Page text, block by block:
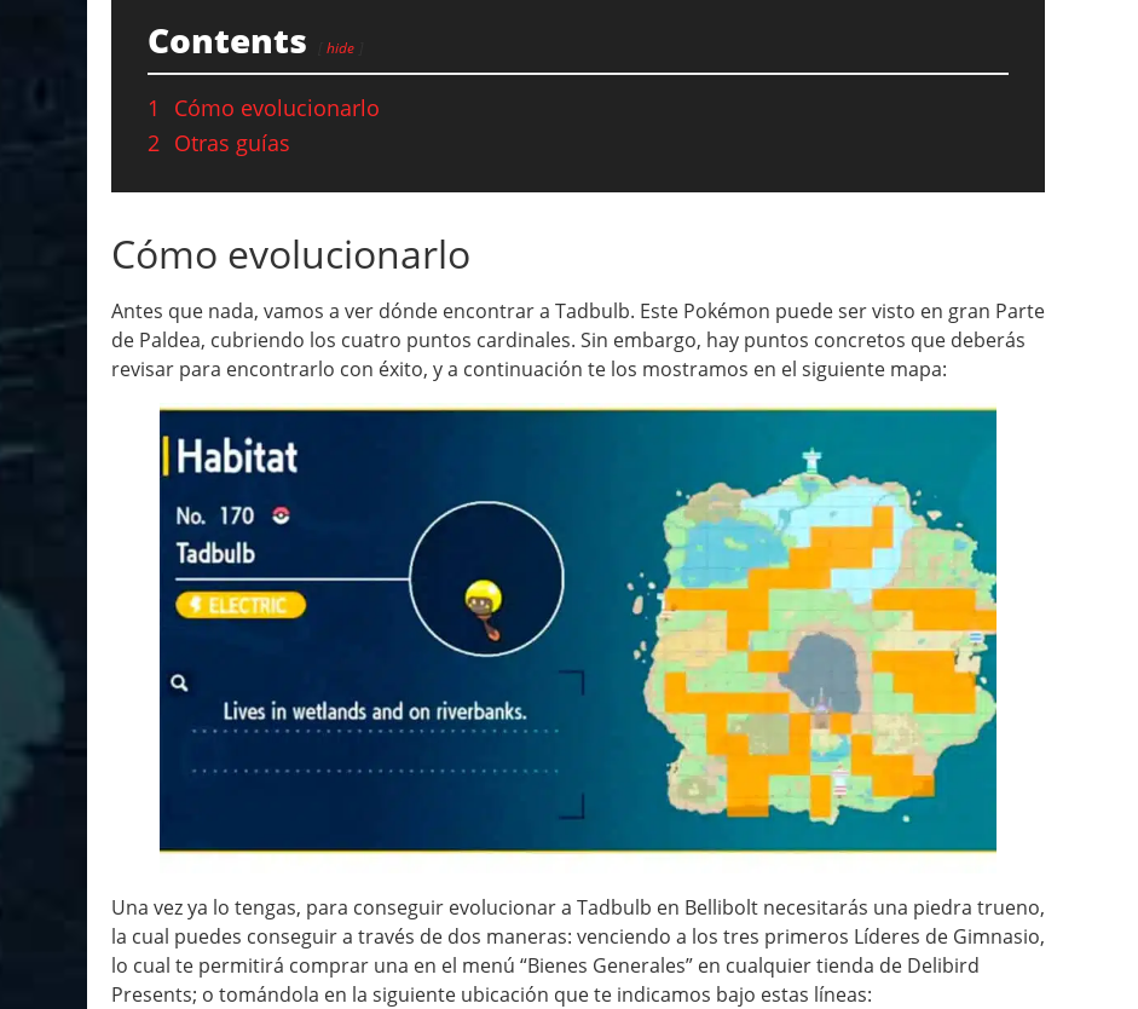
Contents hide
1
Cómo evolucionarlo
2 Otras guías
Cómo evolucionarlo
Antes que nada, vamos a ver dónde encontrar a Tadbulb. Este Pokémon puede ser visto en gran Parte
de Paldea, cubriendo los cuatro puntos cardinales. Sin embargo, hay puntos concretos que deberás
revisar para encontrarlo con éxito, y a continuación te los mostramos en el siguiente mapa:
Una vez ya lo tengas, para conseguir evolucionar a Tadbulb en Bellibolt necesitarás una piedra trueno,
la cual puedes conseguir a través de dos maneras: venciendo a los tres primeros Líderes de Gimnasio,
lo cual te permitirá comprar una en el menú “Bienes Generales” en cualquier tienda de Delibird
Presents; o tomándola en la siguiente ubicación que te indicamos bajo estas líneas: